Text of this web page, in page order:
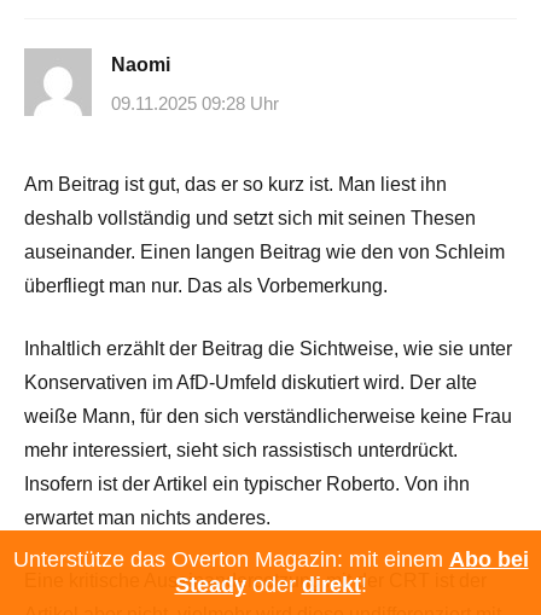
Naomi
09.11.2025 09:28 Uhr
Am Beitrag ist gut, das er so kurz ist. Man liest ihn
deshalb vollständig und setzt sich mit seinen Thesen
auseinander. Einen langen Beitrag wie den von Schleim
überfliegt man nur. Das als Vorbemerkung.
Inhaltlich erzählt der Beitrag die Sichtweise, wie sie unter
Konservativen im AfD-Umfeld diskutiert wird. Der alte
weiße Mann, für den sich verständlicherweise keine Frau
mehr interessiert, sieht sich rassistisch unterdrückt.
Insofern ist der Artikel ein typischer Roberto. Von ihn
erwartet man nichts anderes.
Eine kritische Auseinandersetzung mit der CRT ist der
Unterstütze das Overton Magazin: mit einem Abo bei
Steadyoder direkt!